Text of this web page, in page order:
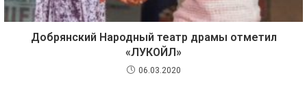
Добрянский Народный театр драмы отметил
«ЛУКОЙЛ»
06.03.2020